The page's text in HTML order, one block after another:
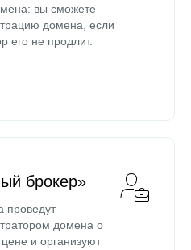
вы сможете
домена, если
его не продлит.
брокер»
проведут
домена о
и организуют